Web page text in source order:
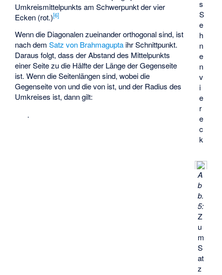
s
S
e
h
n
e
n
v
i
e
r
e
c
k
A
b
b.
5:
Z
u
m
S
at
z
Umkreismittelpunktsam Schwerpunktder vier
Ecken (rot.)[6]
Wenn die Diagonalen zueinander orthogonal sind, ist
nach demSatz von Brahmagupta ihr Schnittpunkt.
Daraus folgt, dass der Abstand des Mittelpunkts
einer Seite zudie Hälfte der Länge der Gegenseite
ist. Wenndie Seitenlängen sind, wobeidie
Gegenseite von unddie von ist, undder Radius des
Umkreises ist, dann gilt:
.